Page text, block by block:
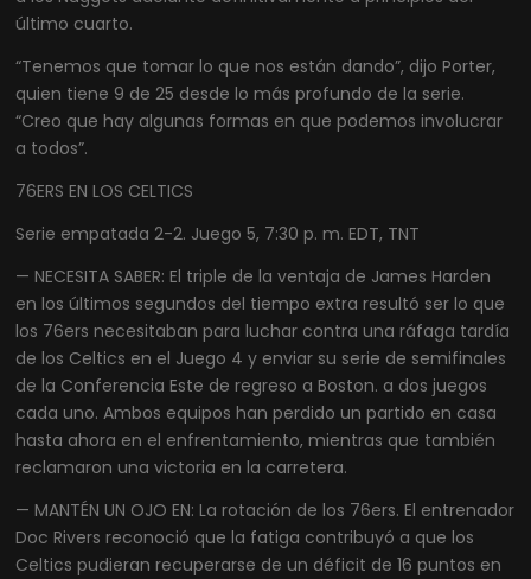
último cuarto.
“Tenemos que tomar lo que nos están dando”, dijo Porter,
quien tiene 9 de 25 desde lo más profundo de la serie.
“Creo que hay algunas formas en que podemos involucrar
a todos”.
76ERS EN LOS CELTICS
Serie empatada 2-2. Juego 5, 7:30 p. m. EDT, TNT
— NECESITA SABER: El triple de la ventaja de James Harden
en los últimos segundos del tiempo extra resultó ser lo que
los 76ers necesitaban para luchar contra una ráfaga tardía
de los Celtics en el Juego 4 y enviar su serie de semifinales
de la Conferencia Este de regreso a Boston. a dos juegos
cada uno. Ambos equipos han perdido un partido en casa
hasta ahora en el enfrentamiento, mientras que también
reclamaron una victoria en la carretera.
— MANTÉN UN OJO EN: La rotación de los 76ers. El entrenador
Doc Rivers reconoció que la fatiga contribuyó a que los
Celtics pudieran recuperarse de un déficit de 16 puntos en